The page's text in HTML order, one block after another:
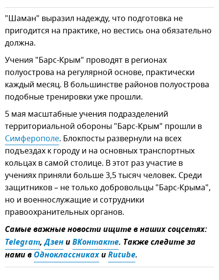
"Шаман" выразил надежду, что подготовка не
пригодится на практике, но вестись она обязательно
должна.
Учения "Барс-Крым" проводят в регионах
полуострова на регулярной основе, практически
каждый месяц. В большинстве районов полуострова
подобные тренировки уже прошли.
5 мая масштабные учения подразделений
территориальной обороны "Барс-Крым" прошли в
Симферополе. Блокпосты развернули на всех
подъездах к городу и на основных транспортных
кольцах в самой столице. В этот раз участие в
учениях приняли больше 3,5 тысяч человек. Среди
защитников – не только добровольцы "Барс-Крыма",
но и военнослужащие и сотрудники
правоохранительных органов.
Самые важные новости ищите в наших соцсетях:
Telegram,ДзениВКонтакте. Также следите за
нами вОдноклассникахиRutube.